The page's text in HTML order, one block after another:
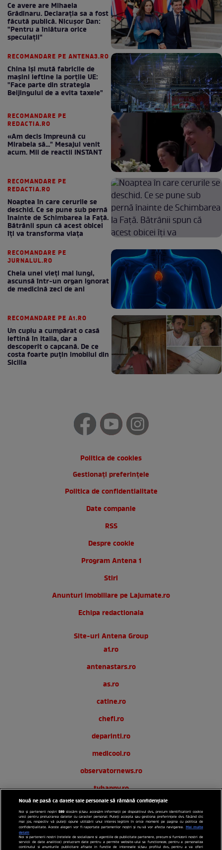
Ce avere are Mihaela
Grădinaru. Declarația sa a fost
făcută publică. Nicușor Dan:
"Pentru a înlătura orice
speculații"
RECOMANDARE PE ANTENA3.RO
China își mută fabricile de
mașini ieftine la porțile UE:
"Face parte din strategia
Beijingului de a evita taxele"
RECOMANDARE PE
REDACTIA.RO
«Am decis împreună cu
Mirabela să..." Mesajul venit
acum. Mii de reactii INSTANT
RECOMANDARE PE
REDACTIA.RO
Noaptea în care cerurile se
deschid. Ce se pune sub pernă
înainte de Schimbarea la Față.
Bătrânii spun că acest obicei
îți va transforma viața
RECOMANDARE PE
JURNALUL.RO
Cheia unei vieți mai lungi,
ascunsă într-un organ ignorat
de medicină zeci de ani
RECOMANDARE PE A1.RO
Un cuplu a cumpărat o casă
ieftină în Italia, dar a
descoperit o capcană. De ce
costa foarte puțin imobilul din
Sicilia
Politica de cookies
Gestionați preferințele
Politica de confidentialitate
Date companie
RSS
Despre cookie
Program Antena 1
Stiri
Anunturi imobiliare pe Lajumate.ro
Echipa redactionala
Site-uri Antena Group
a1.ro
antenastars.ro
as.ro
catine.ro
chefi.ro
deparinti.ro
medicool.ro
observatornews.ro
tvhappy.ro
useit.ro
zutv.ro
Trends AntenaPLAY
Nouă ne pasă ca datele tale personale să rămână confidențiale
Noi și partenerii noștri589 stocăm și/sau accesăm informații pe dispozitivul dvs., precum identificatorii cookie
unici pentru prelucrarea datelor cu caracter personal. Puteți accepta sau gestiona preferințele dvs. făcând clic
mai jos, respectiv vă puteți opune utilizării unui interes legitim în orice moment pe pagina cu politica de
confidențialitate. Aceste alegeri vor fi raportate partenerilor noștri și nu vă vor afecta navigarea. Mai multe
detalii
Noi si partenerii nostri (retelele de socializare si agentiile de publicitate partenere, precum si furnizorii nostri de
servicii de date analitice) prelucram date pentru a permite website-ului sa functioneze, pentru a personaliza
continutul si anunturile publicitare afisate in functie de interesele si/sau profilul dvs., pentru a va oferi